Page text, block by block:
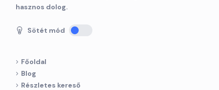
hasznos dolog.
Sötét mód
Főoldal
Blog
Részletes kereső